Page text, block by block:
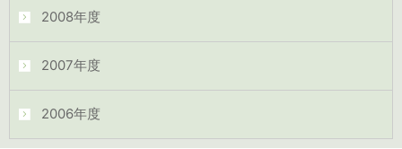
2008年度
2007年度
2006年度